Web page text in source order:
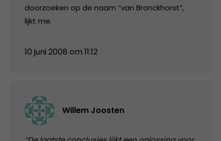
doorzoeken op de naam “van Bronckhorst”,
lijkt me.
10 juni 2008 om 11:12
Willem Joosten